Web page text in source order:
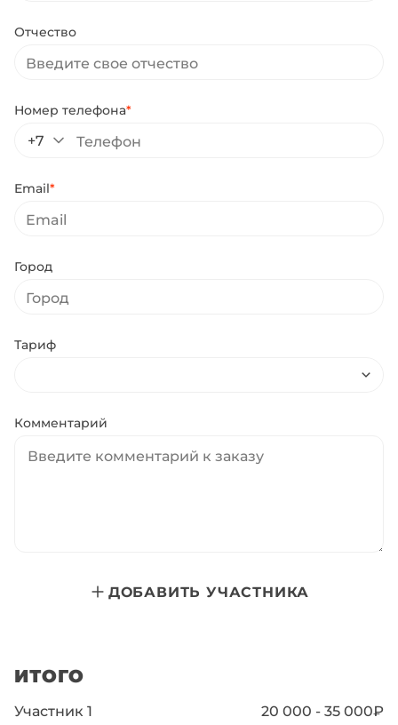
Отчество
Номер телефона*
+7
Email*
Город
Тариф
Комментарий
ДОБАВИТЬ УЧАСТНИКА
ИТОГО
Участник 1 20 000 - 35 000₽